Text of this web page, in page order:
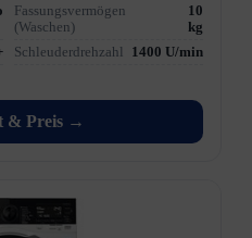
Fassungsvermögen
(Waschen)
10
kg
Schleuderdrehzahl 1400 U/min
& Preis →